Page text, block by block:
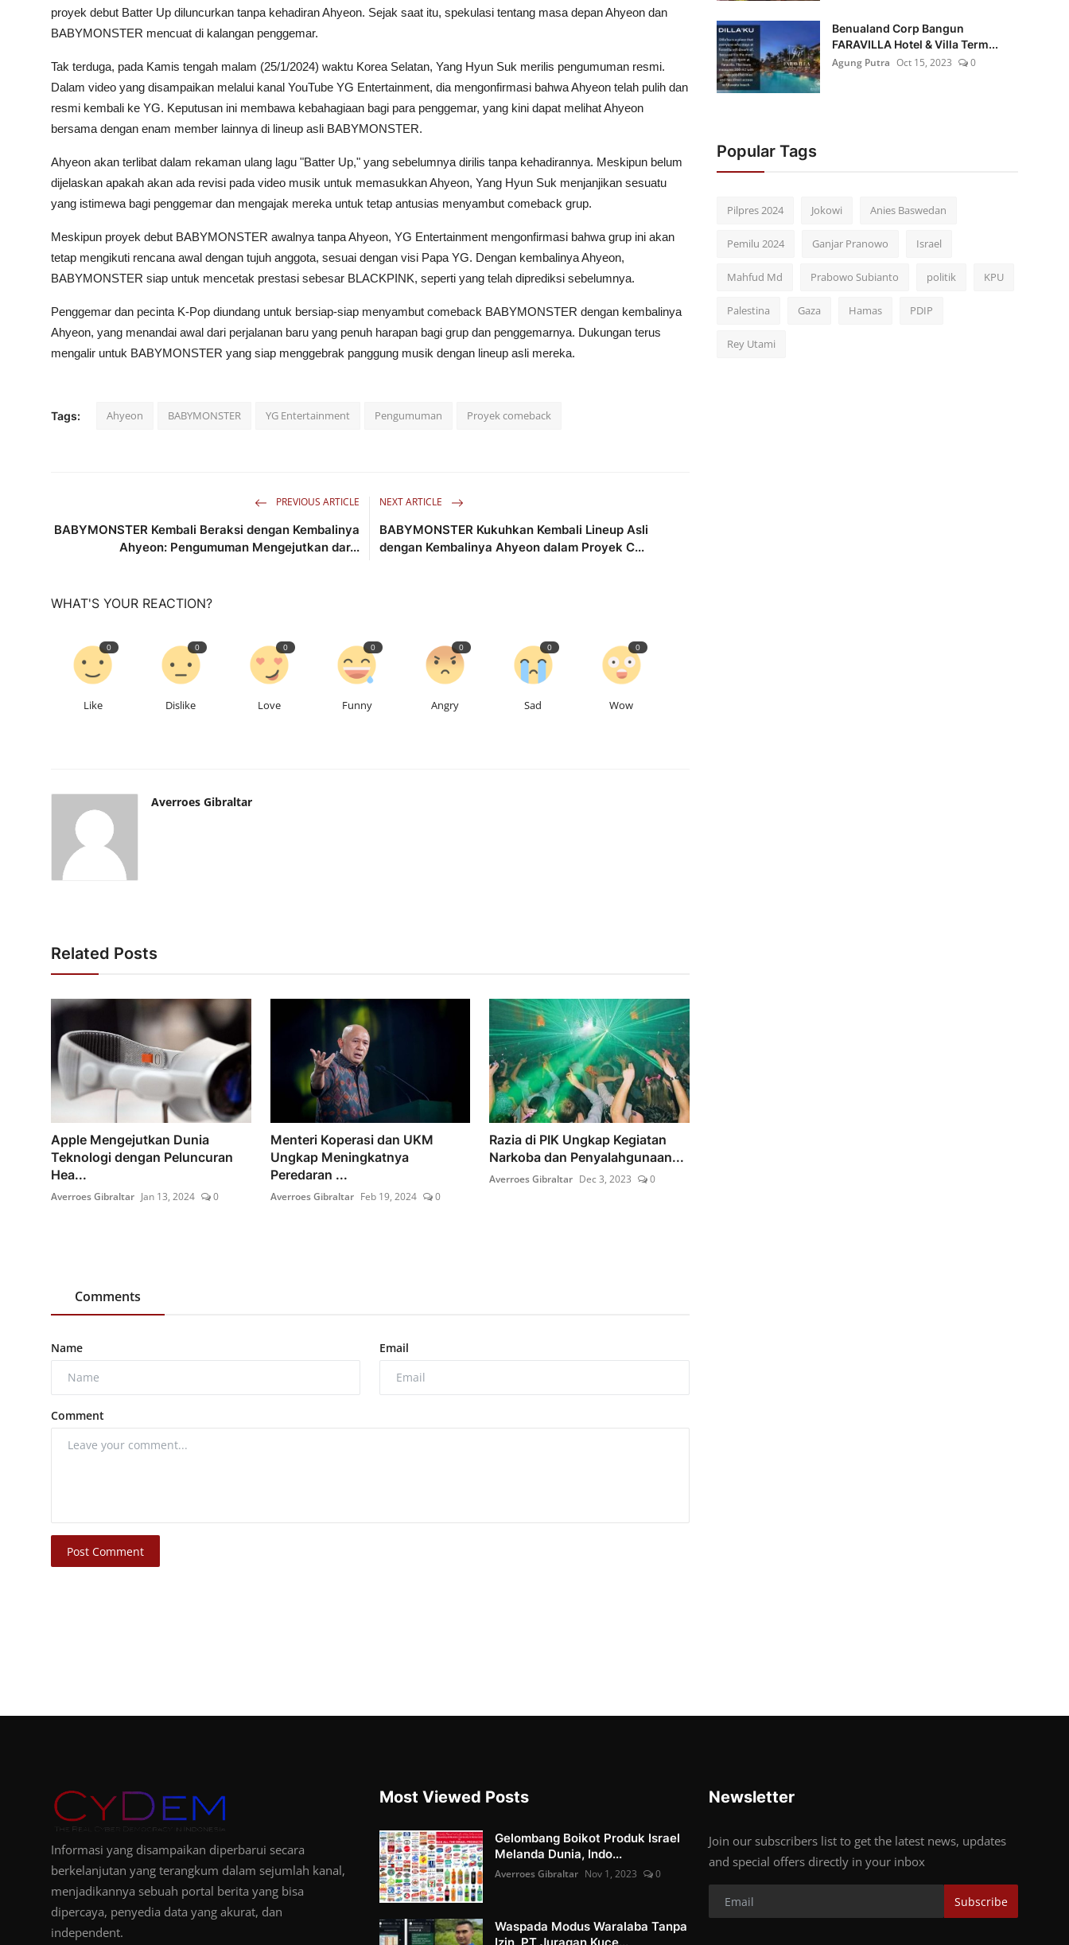
proyek debut Batter Up diluncurkan tanpa kehadiran Ahyeon. Sejak saat itu, spekulasi tentang masa depan Ahyeon dan
BABYMONSTER mencuat di kalangan penggemar.
Tak terduga, pada Kamis tengah malam (25/1/2024) waktu Korea Selatan, Yang Hyun Suk merilis pengumuman resmi.
Dalam video yang disampaikan melalui kanal YouTube YG Entertainment, dia mengonfirmasi bahwa Ahyeon telah pulih dan
resmi kembali ke YG. Keputusan ini membawa kebahagiaan bagi para penggemar, yang kini dapat melihat Ahyeon
bersama dengan enam member lainnya di lineup asli BABYMONSTER.
Ahyeon akan terlibat dalam rekaman ulang lagu "Batter Up," yang sebelumnya dirilis tanpa kehadirannya. Meskipun belum
dijelaskan apakah akan ada revisi pada video musik untuk memasukkan Ahyeon, Yang Hyun Suk menjanjikan sesuatu
yang istimewa bagi penggemar dan mengajak mereka untuk tetap antusias menyambut comeback grup.
Meskipun proyek debut BABYMONSTER awalnya tanpa Ahyeon, YG Entertainment mengonfirmasi bahwa grup ini akan
tetap mengikuti rencana awal dengan tujuh anggota, sesuai dengan visi Papa YG. Dengan kembalinya Ahyeon,
BABYMONSTER siap untuk mencetak prestasi sebesar BLACKPINK, seperti yang telah diprediksi sebelumnya.
Penggemar dan pecinta K-Pop diundang untuk bersiap-siap menyambut comeback BABYMONSTER dengan kembalinya
Ahyeon, yang menandai awal dari perjalanan baru yang penuh harapan bagi grup dan penggemarnya. Dukungan terus
mengalir untuk BABYMONSTER yang siap menggebrak panggung musik dengan lineup asli mereka.
Tags: Ahyeon BABYMONSTER YG Entertainment Pengumuman Proyek comeback
PREVIOUS ARTICLE
BABYMONSTER Kembali Beraksi dengan Kembalinya
Ahyeon: Pengumuman Mengejutkan dar...
NEXT ARTICLE
BABYMONSTER Kukuhkan Kembali Lineup Asli
dengan Kembalinya Ahyeon dalam Proyek C...
WHAT'S YOUR REACTION?
0
Like
0
Dislike
0
Love
0
Funny
0
Angry
0
Sad
0
Wow
Averroes Gibraltar
Related Posts
Apple Mengejutkan Dunia
Teknologi dengan Peluncuran
Hea...
Averroes Gibraltar Jan 13, 2024 0
Menteri Koperasi dan UKM
Ungkap Meningkatnya
Peredaran ...
Averroes Gibraltar Feb 19, 2024 0
Razia di PIK Ungkap Kegiatan
Narkoba dan Penyalahgunaan...
Averroes Gibraltar Dec 3, 2023 0
Comments
Name Email
Comment
Post Comment
Benualand Corp Bangun
FARAVILLA Hotel & Villa Term...
Agung Putra Oct 15, 2023 0
Popular Tags
Pilpres 2024 Jokowi Anies Baswedan
Pemilu 2024 Ganjar Pranowo Israel
Mahfud Md Prabowo Subianto politik KPU
Palestina Gaza Hamas PDIP
Rey Utami
Informasi yang disampaikan diperbarui secara
berkelanjutan yang terangkum dalam sejumlah kanal,
menjadikannya sebuah portal berita yang bisa
dipercaya, penyedia data yang akurat, dan
independent.
Most Viewed Posts
Gelombang Boikot Produk Israel
Melanda Dunia, Indo...
Averroes Gibraltar Nov 1, 2023 0
Waspada Modus Waralaba Tanpa
Newsletter
Join our subscribers list to get the latest news, updates
and special offers directly in your inbox
Subscribe